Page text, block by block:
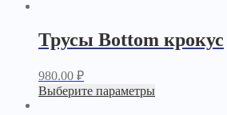
Трусы Bottom крокус
980.00 ₽
Выберите параметры